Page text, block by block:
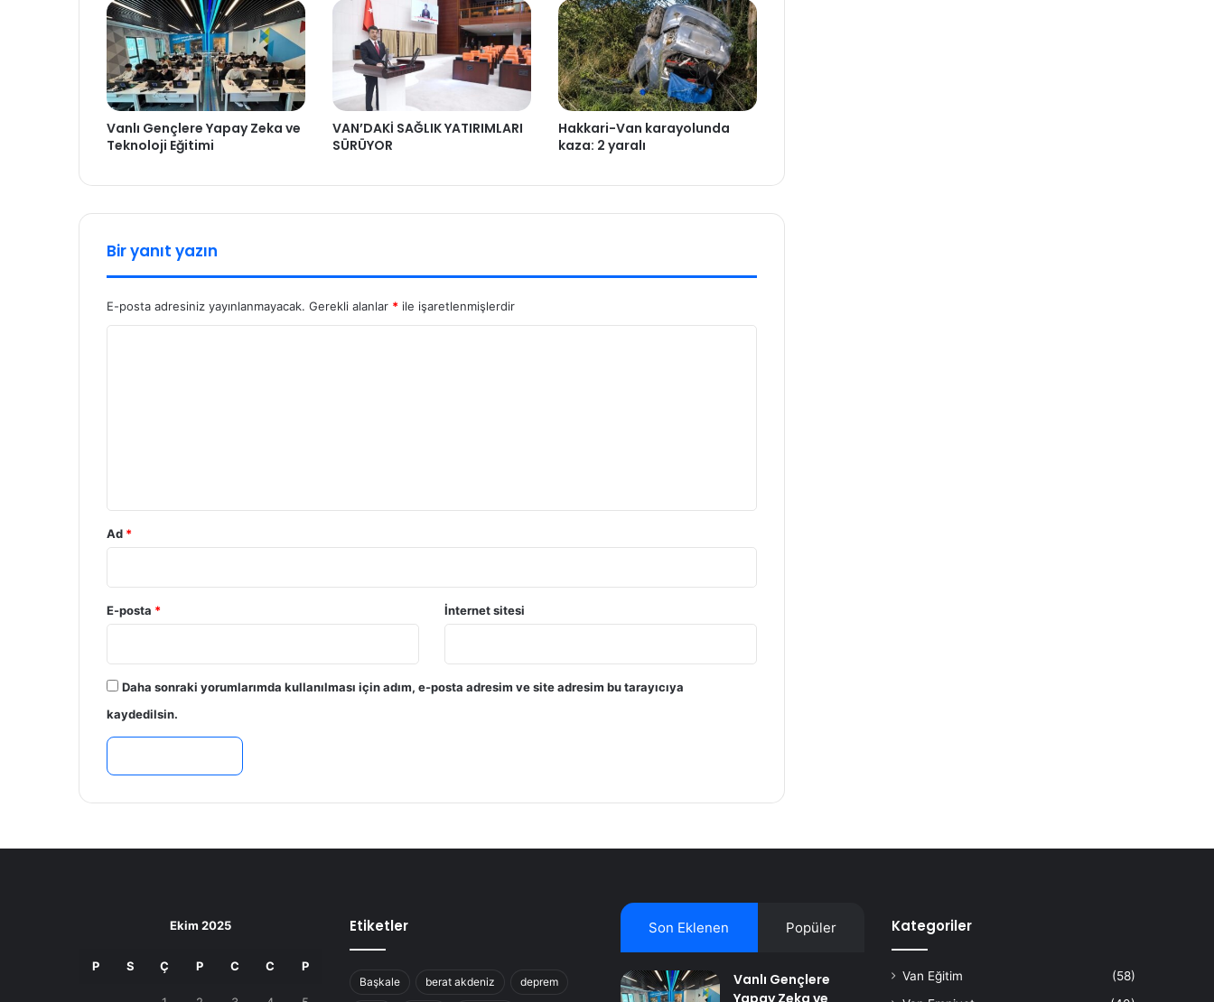
Vanlı Gençlere Yapay Zeka ve
Teknoloji Eğitimi
VAN’DAKİ SAĞLIK YATIRIMLARI
SÜRÜYOR
Hakkari-Van karayolunda
kaza: 2 yaralı
Bir yanıt yazın
E-posta adresiniz yayınlanmayacak. Gerekli alanlar * ile işaretlenmişlerdir
Ad *
E-posta * İnternet sitesi
Daha sonraki yorumlarımda kullanılması için adım, e-posta adresim ve site adresim bu tarayıcıya
kaydedilsin.
Ekim 2025
P S Ç P C C P
Etiketler
Başkale berat akdeniz deprem
Son Eklenen Popüler
Vanlı Gençlere
Kategoriler
Van Eğitim
(58)